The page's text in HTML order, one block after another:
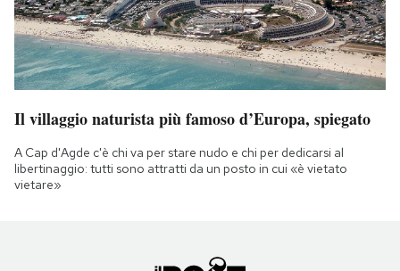
Il villaggio naturista più famoso d’Europa, spiegato
A Cap d'Agde c'è chi va per stare nudo e chi per dedicarsi al
libertinaggio: tutti sono attratti da un posto in cui «è vietato
vietare»